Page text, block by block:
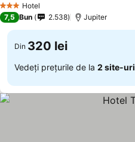
3 SteleHotel
7,5 Bun 2.538 Jupiter
Din 320 lei
Vedeți prețurile de la 2 site-uri